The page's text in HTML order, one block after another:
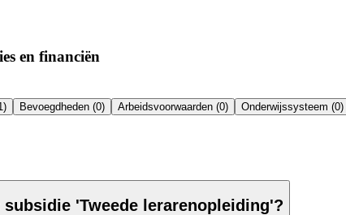
en financiën
Bevoegdheden (0) Arbeidsvoorwaarden (0) Onderwijssysteem (0)
'Tweede lerarenopleiding'?